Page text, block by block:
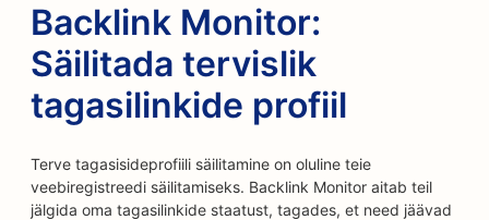
Backlink Monitor:
Säilitada tervislik
tagasilinkide profiil
Terve tagasisideprofiili säilitamine on oluline teie
veebiregistreedi säilitamiseks. Backlink Monitor aitab teil
jälgida oma tagasilinkide staatust, tagades, et need jäävad